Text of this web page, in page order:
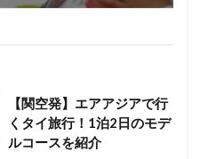
【関空発】エアアジアで行
くタイ旅行！1泊2日のモデ
ルコースを紹介